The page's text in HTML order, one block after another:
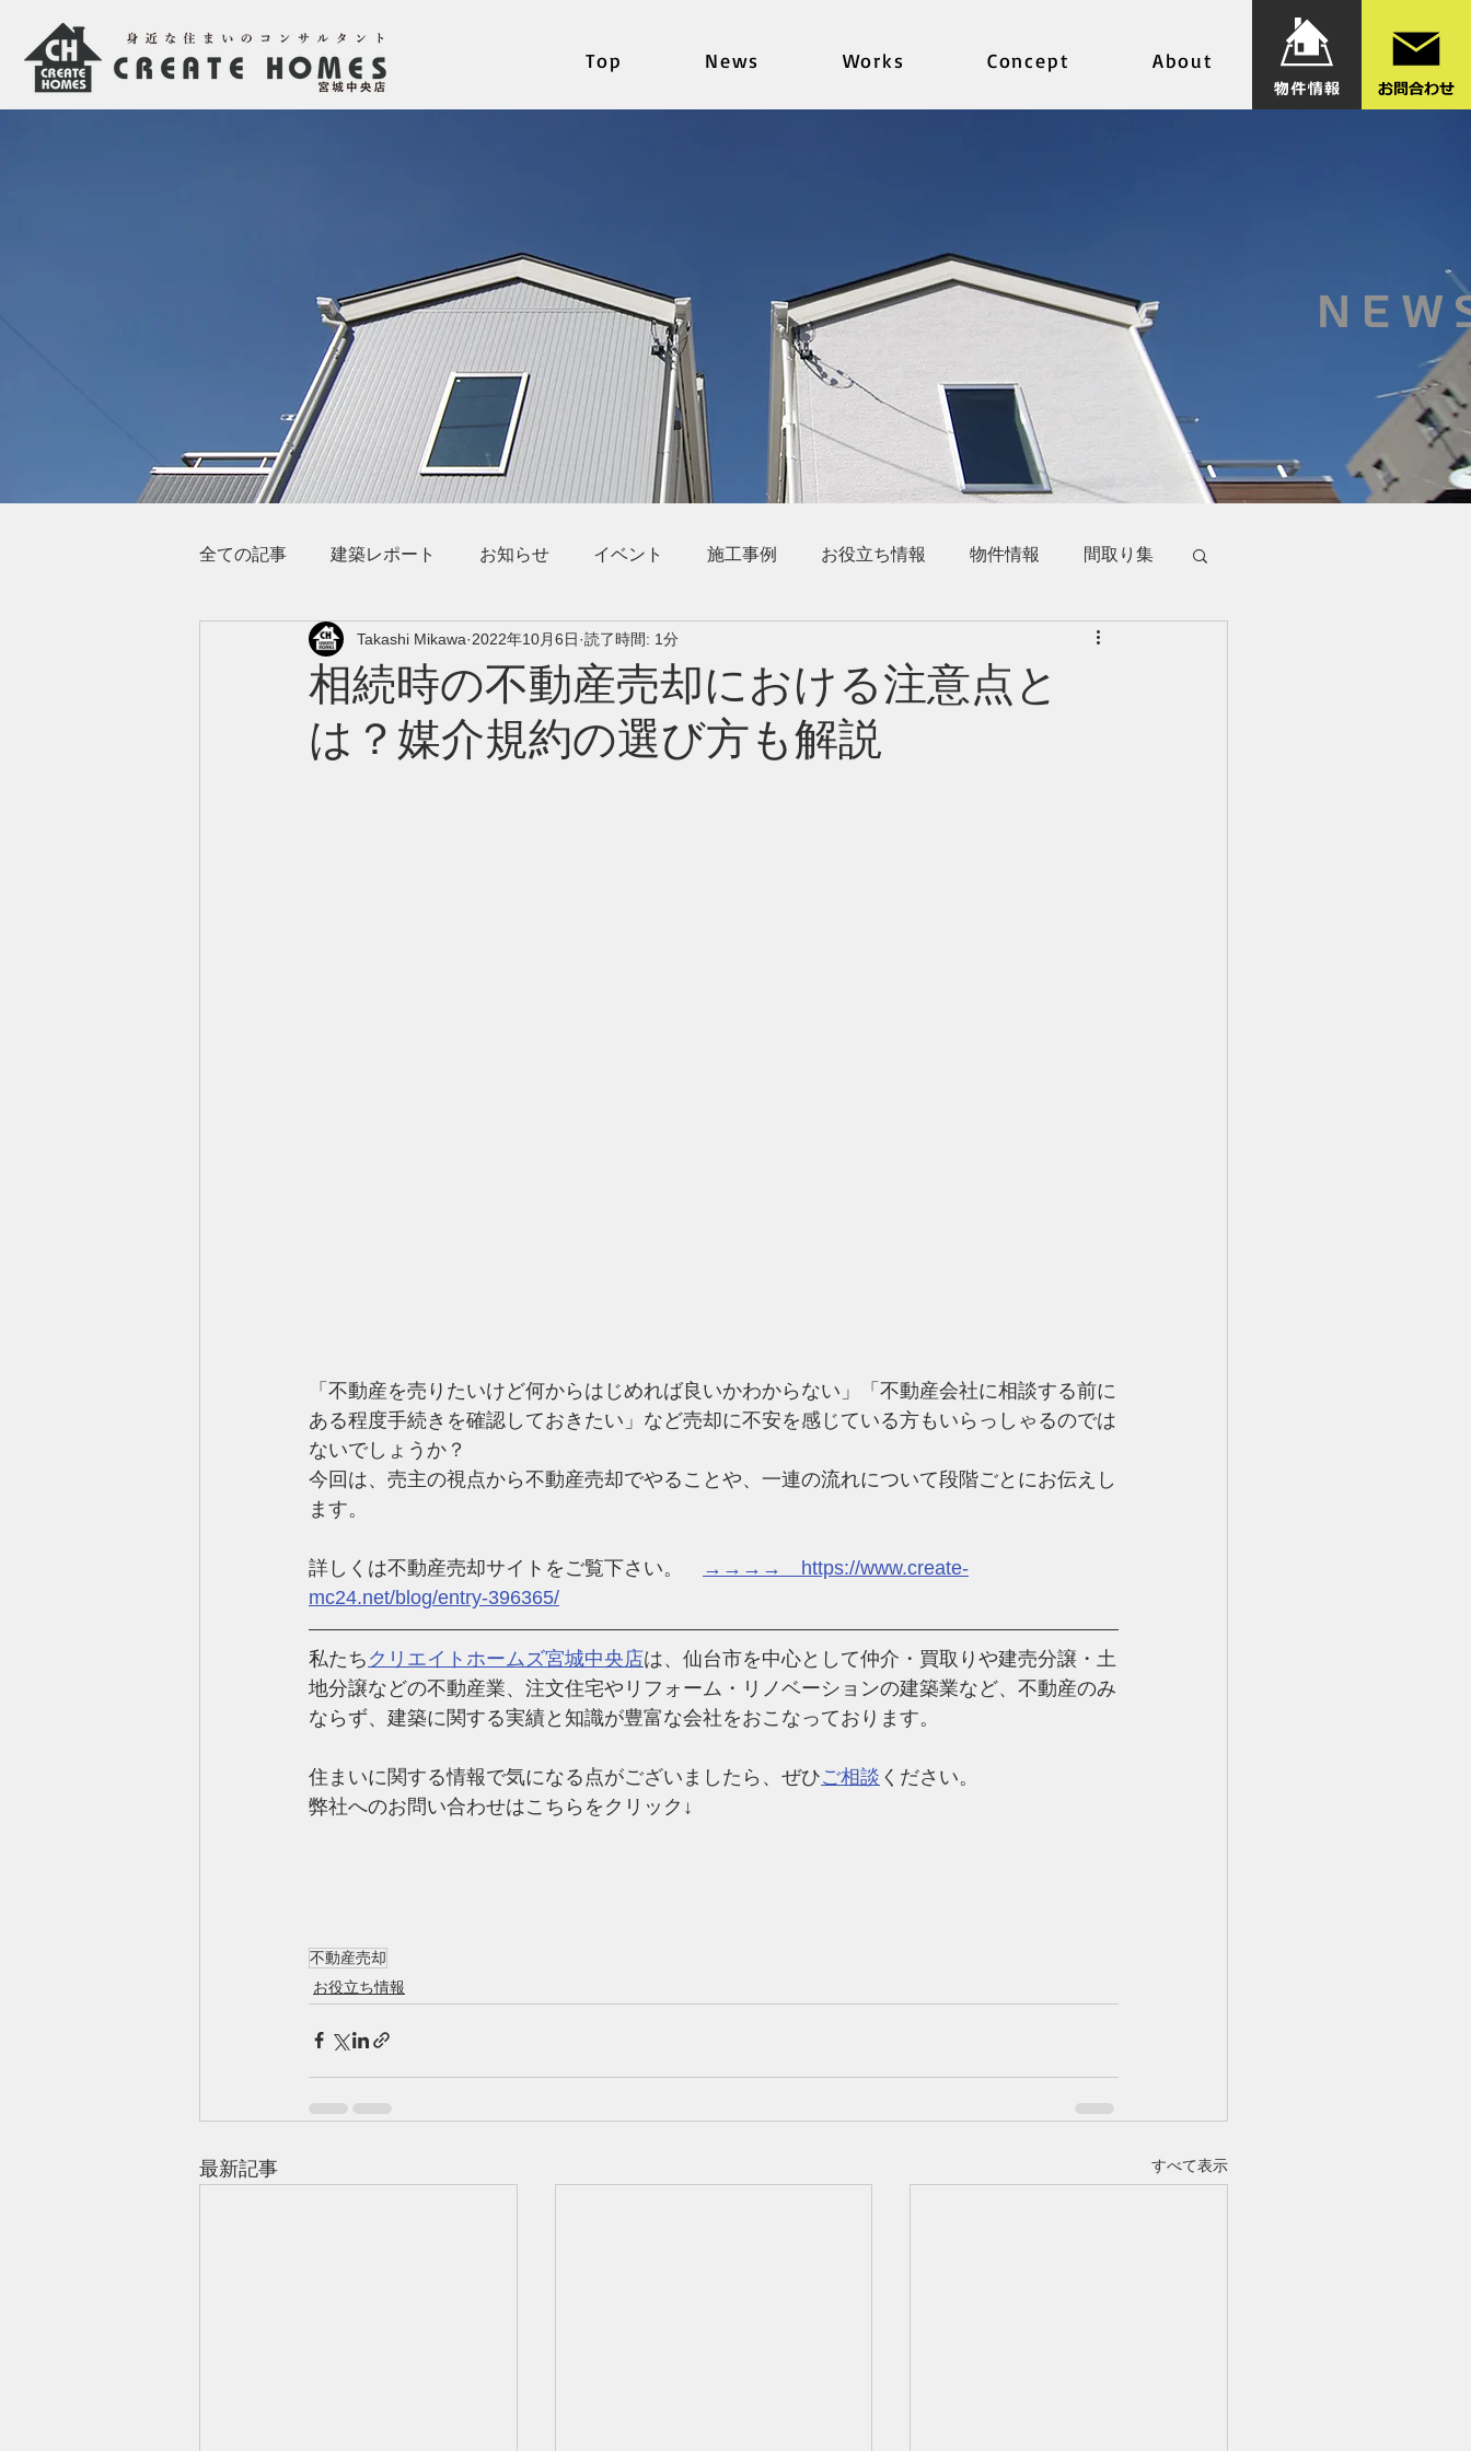
Top News Works Concept About
全ての記事 建築レポート お知らせ イベント 施工事例 お役立ち情報 物件情報 間取り集
相続時の不動産売却における注意点と
は？媒介規約の選び方も解説
Takashi Mikawa 2022年10月6日 読了時間: 1分
「不動産を売りたいけど何からはじめれば良いかわからない」「不動産会社に相談する前に
ある程度手続きを確認しておきたい」など売却に不安を感じている方もいらっしゃるのでは
ないでしょうか？
今回は、売主の視点から不動産売却でやることや、一連の流れについて段階ごとにお伝えし
ます。
詳しくは不動産売却サイトをご覧下さい。
→→→→　https://www.create-
mc24.net/blog/entry-396365/
私たち クリエイトホームズ宮城中央店は、仙台市を中心として仲介・買取りや建売分譲・土
地分譲などの不動産業、注文住宅やリフォーム・リノベーションの建築業など、 不動産のみ
ならず、建築に関する実績と知識が豊富な会社をおこなっております。
住まいに関する情報で気になる点がございましたら、ぜひご相談 ください。
弊社へのお問い合わせはこちらをクリック↓
不動産売却
お役立ち情報
最新記事 すべて表示